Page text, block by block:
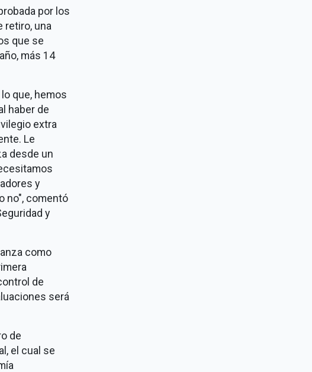
por los
retiro, una
que se
más 14
que, hemos
haber de
extra
Le
desde un
y
no", comentó
y
como
de
será
de
el cual se